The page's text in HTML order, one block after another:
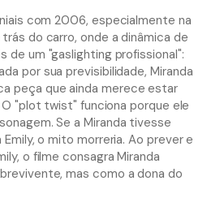
com 2006, especialmente na
do carro, onde a dinâmica de
de um "gaslighting profissional":
por sua previsibilidade, Miranda
peça que ainda merece estar
"plot twist" funciona porque ele
Se a Miranda tivesse
o mito morreria. Ao prever e
o filme consagra Miranda
mas como a dona do